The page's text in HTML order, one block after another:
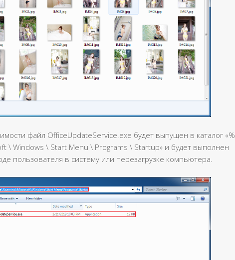
файл OfficeUpdateService.exe будет выпущен в каталог «%
\ Windows \ Start Menu \ Programs \ Startup» и будет выполнен
пользователя в систему или перезагрузке компьютера.